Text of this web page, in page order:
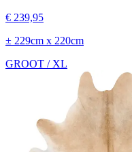
€ 239,95
± 229cm x 220cm
GROOT / XL